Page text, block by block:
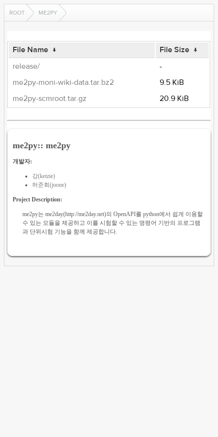
ROOT ME2PY
File Name ↓ File Size ↓
release/
-
me2py-moni-wiki-data.tar.bz2
9.5 KiB
me2py-scmroot.tar.gz
20.9 KiB
me2py:: me2py
개발자:
강(keizie)
허준회(joone)
Project Description:
me2py는 me2day(http://me2day.net)의 OpenAPI를 python에서 쉽게 이용할
수 있는 모듈을 제공하고 이를 시험할 수 있는 명령어 기반의 프로그램
과 단위시험 기능을 함께 제공합니다.